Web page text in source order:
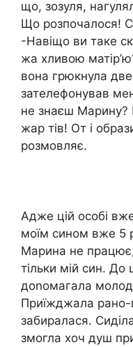
що, зозуля,
Що розпочалося!
-Навіщо ви таке
жа хливою
вона грюкнула
зателефонував
не знаєш Марину?
жар тів! От і
розмовляє.
Адже цій особі
моїм сином вже 5
Марина не
тільки мій син. До
доnомагала
Приїжджала рано-
забиралася.
змогла хоч душ